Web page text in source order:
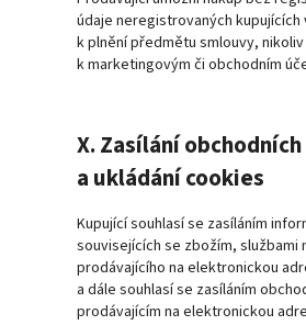
údaje neregistrovaných kupujících
k plnění předmětu smlouvy, nikoliv
k marketingovým či obchodním
X. Zasílání
a ukládání cookies
Kupující souhlasí se zasíláním
souvisejících se zbožím, službami
prodávajícího na elektronickou
a dále souhlasí se zasíláním
prodávajícím na elektronickou